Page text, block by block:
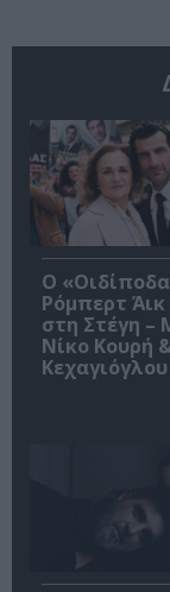
O
Ρόμπερτ
στη Στέγη –
Νίκο Κουρή
Κεχαγιόγλου